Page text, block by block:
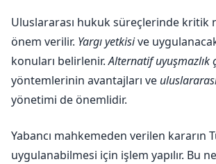
Uluslararası hukuk süreçlerinde kritik
önem verilir. Yargı yetkisive
konuları belirlenir.Alternatif uyuşmazlık
yöntemlerinin avantajları ve
yönetimi de önemlidir.
Yabancı mahkemeden verilen kararın
uygulanabilmesi için işlem yapılır. Bu